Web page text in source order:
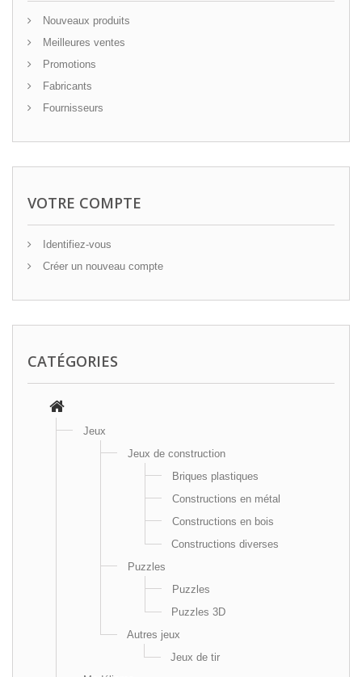
Nouveaux produits
Meilleures ventes
Promotions
Fabricants
Fournisseurs
VOTRE COMPTE
Identifiez-vous
Créer un nouveau compte
CATÉGORIES
Jeux
Jeux de construction
Briques plastiques
Constructions en métal
Constructions en bois
Constructions diverses
Puzzles
Puzzles
Puzzles 3D
Autres jeux
Jeux de tir